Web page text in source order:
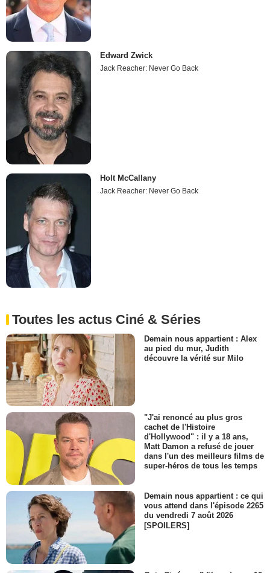
Edward Zwick
Jack Reacher: Never Go Back
Holt McCallany
Jack Reacher: Never Go Back
Toutes les actus Ciné & Séries
Demain nous appartient : Alex
au pied du mur, Judith
découvre la vérité sur Milo
"J'ai renoncé au plus gros
cachet de l'Histoire
d'Hollywood" : il y a 18 ans,
Matt Damon a refusé de jouer
dans l'un des meilleurs films de
super-héros de tous les temps
Demain nous appartient : ce qui
vous attend dans l'épisode 2265
du vendredi 7 août 2026
[SPOILERS]